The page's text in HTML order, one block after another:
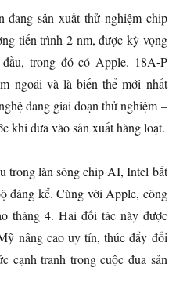
đang sản xuất thử nghiệm chip
tiến trình 2 nm, được kỳ vọng
trong đó có Apple. 18A-P
ngoái và là biến thể mới nhất
đang giai đoạn thử nghiệm –
khi đưa vào sản xuất hàng loạt.
trong làn sóng chip AI, Intel bắt
đáng kể. Cùng với Apple, công
tháng 4. Hai đối tác này được
nâng cao uy tín, thúc đẩy đổi
cạnh tranh trong cuộc đua sản